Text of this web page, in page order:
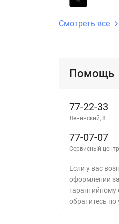
Смотреть все
Помощь
77-22-33
Ленинский, 8
77-07-07
Сервисный центр
Если у вас
оформлении
обратитесь